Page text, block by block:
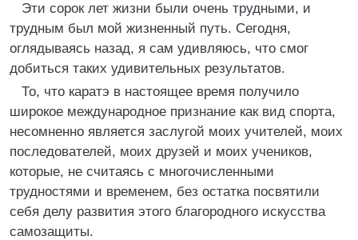
Эти сорок лет жизни были очень трудными, и
трудным был мой жизненный путь. Сегодня,
оглядываясь назад, я сам удивляюсь, что смог
добиться таких удивительных результатов.
То, что каратэ в настоящее время получило
широкое международное признание как вид спорта,
несомненно является заслугой моих учителей, моих
последователей, моих друзей и моих учеников,
которые, не считаясь с многочисленными
трудностями и временем, без остатка посвятили
себя делу развития этого благородного искусства
самозащиты.